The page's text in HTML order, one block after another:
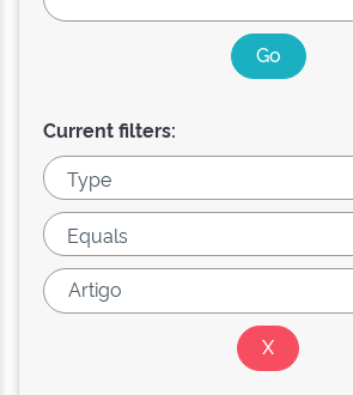
Current filters: